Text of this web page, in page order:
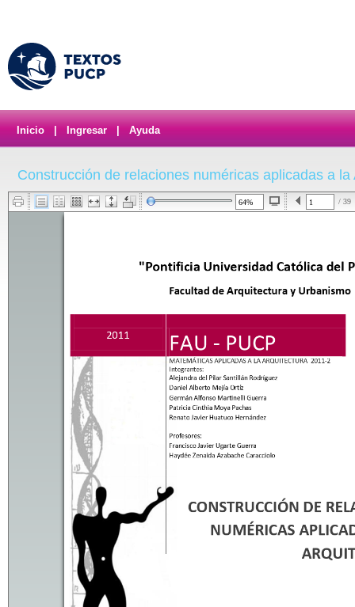
Inicio Ingresar Ayuda
Construcción de relaciones numéricas aplicadas a la
/ 39